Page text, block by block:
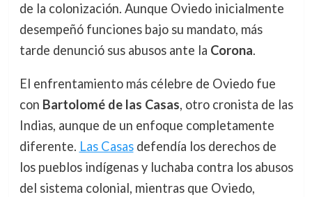
de la colonización. Aunque Oviedo inicialmente
desempeñó funciones bajo su mandato, más
tarde denunció sus abusos ante la Corona.
El enfrentamiento más célebre de Oviedo fue
con Bartolomé de las Casas, otro cronista de las
Indias, aunque de un enfoque completamente
diferente. Las Casasdefendía los derechos de
los pueblos indígenas y luchaba contra los abusos
del sistema colonial, mientras que Oviedo,